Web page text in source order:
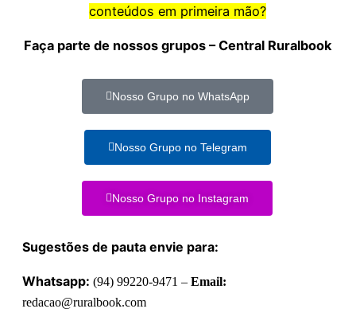
conteúdos em primeira mão?
Faça parte de nossos grupos – Central Ruralbook
Nosso Grupo no WhatsApp
Nosso Grupo no Telegram
Nosso Grupo no Instagram
Sugestões de pauta envie para:
Whatsapp: (94) 99220-9471 – Email:
redacao@ruralbook.com